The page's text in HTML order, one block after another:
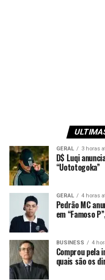
GERAL 3 horas
D$ Luqi
“Uototogoka”
GERAL 4 horas
Pedrão MC
em “Famoso
BUSINESS 4
Comprou pela
quais são os